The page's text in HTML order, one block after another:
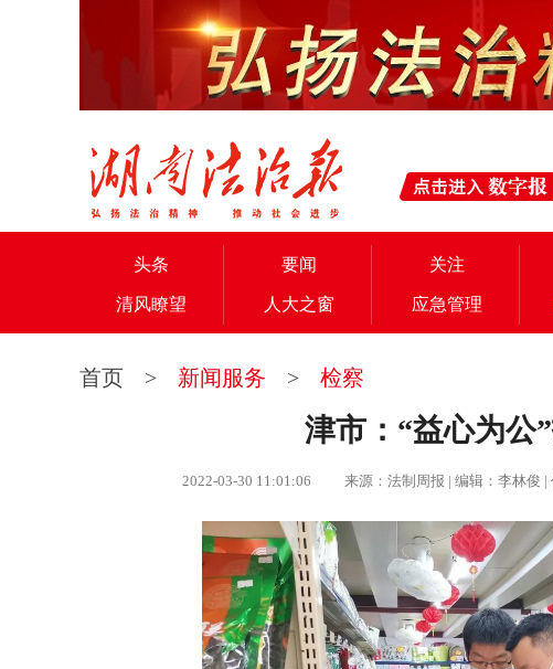
头条 要闻 关注
清风瞭望 人大之窗 应急管理
首页 > 新闻服务 > 检察
津市：“益心为公
2022-03-30 11:01:06 来源：法制周报 | 编辑：李林俊